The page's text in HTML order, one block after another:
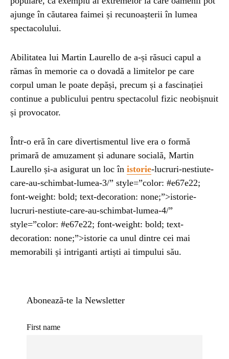
ajunge în căutarea faimei și recunoașterii în lumea
spectacolului.
Abilitatea lui Martin Laurello de a-și răsuci capul a
rămas în memorie ca o dovadă a limitelor pe care
corpul uman le poate depăși, precum și a fascinației
continue a publicului pentru spectacolul fizic neobișnuit
și provocator.
Într-o eră în care divertismentul live era o formă
primară de amuzament și adunare socială, Martin
Laurello și-a asigurat un loc în istorie-lucruri-nestiute-
care-au-schimbat-lumea-3/” style=”color: #e67e22;
font-weight: bold; text-decoration: none;”>istorie-
lucruri-nestiute-care-au-schimbat-lumea-4/”
style=”color: #e67e22; font-weight: bold; text-
decoration: none;”>istorie ca unul dintre cei mai
memorabili și intriganti artiști ai timpului său.
Abonează-te la Newsletter
First name